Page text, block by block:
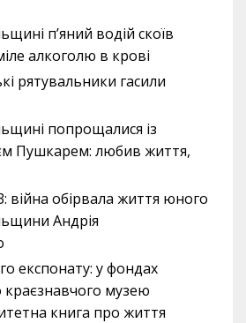
п’яний водій скоїв
алкоголю в крові
рятувальники гасили
попрощалися із
Пушкарем: любив життя,
війна обірвала життя юного
Андрія
експонату: у фондах
краєзнавчого музею
книга про життя